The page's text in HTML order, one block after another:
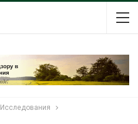
Исследования